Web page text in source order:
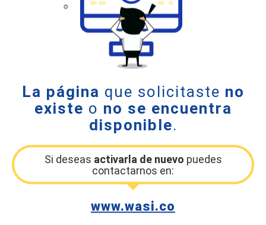
La página que solicitaste no
existe o no se encuentra
disponible.
Si deseas activarla de nuevo puedes
contactarnos en:
www.wasi.co